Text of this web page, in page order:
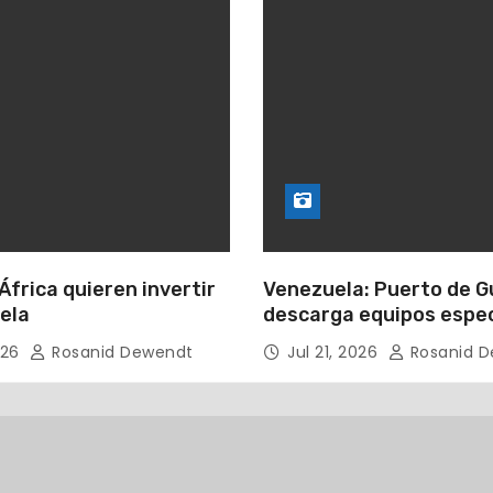
quieren invertir
Rosanid Dewendt
Venezuela: Puerto de
descarga equipos
para perforación
Jul 21, 2026 Rosanid